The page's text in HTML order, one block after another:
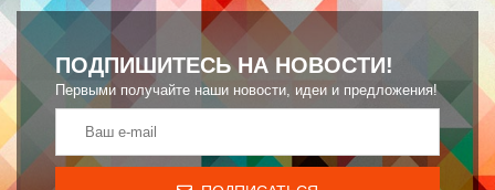
ПОДПИШИТЕСЬ НА НОВОСТИ!
Первыми получайте наши новости, идеи и предложения!